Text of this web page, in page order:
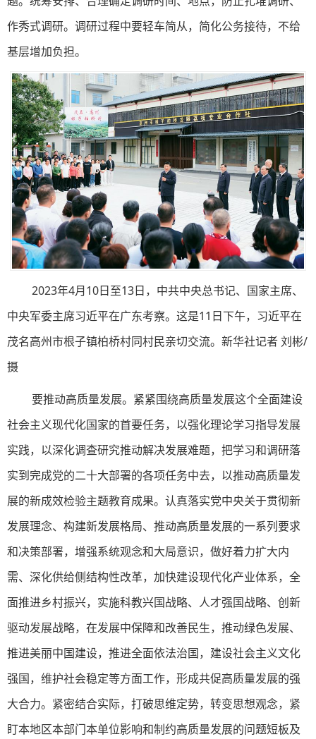
作秀式调研。调研过程中要轻车简从，简化公务接待，不给
基层增加负担。
2023年4月10日至13日，中共中央总书记、国家主席、
中央军委主席习近平在广东考察。这是11日下午，习近平在
茂名高州市根子镇柏桥村同村民亲切交流。新华社记者 刘彬/
摄
要推动高质量发展。紧紧围绕高质量发展这个全面建设
社会主义现代化国家的首要任务，以强化理论学习指导发展
实践，以深化调查研究推动解决发展难题，把学习和调研落
实到完成党的二十大部署的各项任务中去，以推动高质量发
展的新成效检验主题教育成果。认真落实党中央关于贯彻新
发展理念、构建新发展格局、推动高质量发展的一系列要求
和决策部署，增强系统观念和大局意识，做好着力扩大内
需、深化供给侧结构性改革，加快建设现代化产业体系，全
面推进乡村振兴，实施科教兴国战略、人才强国战略、创新
驱动发展战略，在发展中保障和改善民生，推动绿色发展、
推进美丽中国建设，推进全面依法治国，建设社会主义文化
强国，维护社会稳定等方面工作，形成共促高质量发展的强
大合力。紧密结合实际，打破思维定势，转变思想观念，紧
盯本地区本部门本单位影响和制约高质量发展的问题短板及